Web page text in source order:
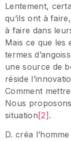
Lentement,
qu’ils ont à
à faire dans
Mais ce que les
termes
une source de
réside
Comment
Nous
situation[2].
D. créa